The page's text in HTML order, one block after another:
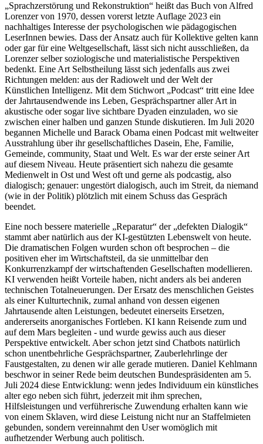
„Sprachzerstörung und Rekonstruktion“ heißt das Buch von Alfred
Lorenzer von 1970, dessen vorerst letzte Auflage 2023 ein
nachhaltiges Interesse der psychologischen wie pädagogischen
LeserInnen bewies. Dass der Ansatz auch für Kollektive gelten kann
oder gar für eine Weltgesellschaft, lässt sich nicht ausschließen, da
Lorenzer selber soziologische und materialistische Perspektiven
bedenkt. Eine Art Selbstheilung lässt sich jedenfalls aus zwei
Richtungen melden: aus der Radiowelt und der Welt der
Künstlichen Intelligenz. Mit dem Stichwort „Podcast“ tritt eine Idee
der Jahrtausendwende ins Leben, Gesprächspartner aller Art in
akustische oder sogar live sichtbare Dyaden einzuladen, wo sie
zwischen einer halben und ganzen Stunde diskutieren. Im Juli 2020
begannen Michelle und Barack Obama einen Podcast mit weltweiter
Ausstrahlung über ihr gesellschaftliches Dasein, Ehe, Familie,
Gemeinde, community, Staat und Welt. Es war der erste seiner Art
auf diesem Niveau. Heute präsentiert sich nahezu die gesamte
Medienwelt in Ost und West oft und gerne als podcastig, also
dialogisch; genauer: ungestört dialogisch, auch im Streit, da niemand
(wie in der Politik) plötzlich mit einem Schuss das Gespräch
beendet.
Eine noch bessere materielle „Reparatur“ der „defekten Dialogik“
stammt aber natürlich aus der KI-gestützten Lebenswelt von heute.
Die dramatischen Folgen wurden schon oft besprochen – die
positiven eher im Wirtschaftsteil, da sie unmittelbar den
Konkurrenzkampf der wirtschaftenden Gesellschaften modellieren.
KI verwenden heißt Vorteile haben, nicht anders als bei anderen
technischen Totalneuerungen. Der Ersatz des menschlichen Geistes
als einer Kulturtechnik, zumal anhand von dessen eigenen
Jahrtausende alten Leistungen, bedeutet einerseits Ersetzen,
andererseits anorganisches Fortleben. KI kann Reisende zum und
auf dem Mars begleiten - und wurde gewiss auch aus dieser
Perspektive entwickelt. Aber schon jetzt sind Chatbots natürlich
schon unentbehrliche Gesprächspartner, Zauberlehrlinge der
Faustgestalten, zu denen wir alle gerade mutieren. Daniel Kehlmann
beschwor in seiner Rede beim deutschen Bundespräsidenten am 5.
Juli 2024 diese Entwicklung: wenn jedes Individuum ein künstliches
alter ego neben sich führt, jederzeit mit ihm sprechen,
Hilfsleistungen und verführerische Zuwendung erhalten kann wie
von einem Sklaven, wird diese Leistung nicht nur an Staffelmieten
gebunden, sondern vereinnahmt den User womöglich mit
aufhetzender Werbung auch politisch.